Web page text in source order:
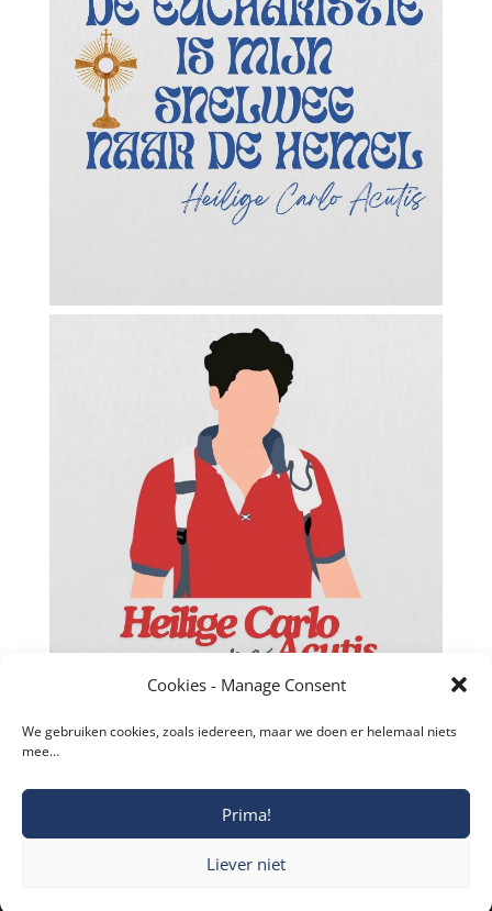
Cookies - Manage Consent
We gebruiken cookies, zoals iedereen, maar we doen er helemaal niets
mee…
Prima!
Liever niet